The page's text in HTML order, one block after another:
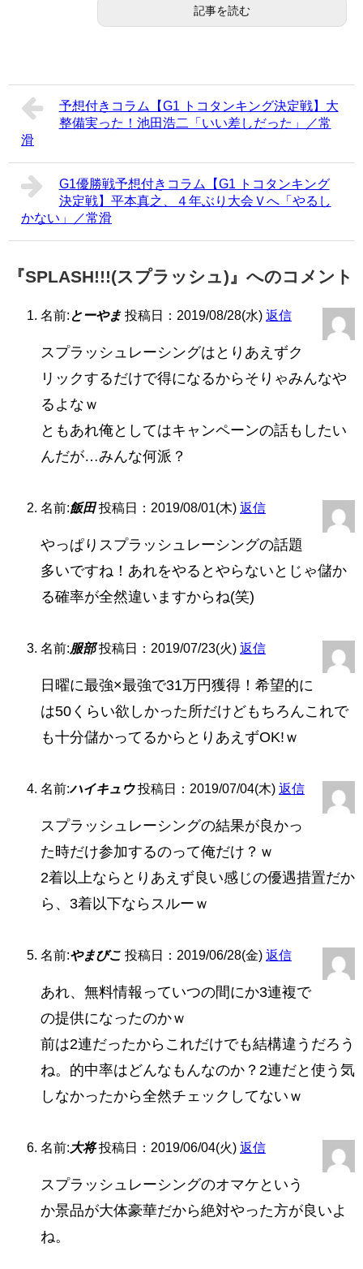
記事を読む
予想付きコラム【G1 トコタンキング決定戦】大
整備実った！池田浩二「いい差しだった」／常
滑
G1優勝戦予想付きコラム【G1 トコタンキング
決定戦】平本真之、４年ぶり大会Ｖへ「やるし
かない」／常滑
『SPLASH!!!(スプラッシュ)』へのコメント
名前: とーやま 投稿日：2019/08/28(水) 返信
スプラッシュレーシングはとりあえずク
リックするだけで得になるからそりゃみんなや
るよなｗ
ともあれ俺としてはキャンペーンの話もしたい
んだが…みんな何派？
名前:飯田 投稿日：2019/08/01(木) 返信
やっぱりスプラッシュレーシングの話題
多いですね！あれをやるとやらないとじゃ儲か
る確率が全然違いますからね(笑)
名前:服部 投稿日：2019/07/23(火) 返信
日曜に最強×最強で31万円獲得！希望的に
は50くらい欲しかった所だけどもちろんこれで
も十分儲かってるからとりあえずOK!ｗ
名前:ハイキュウ 投稿日：2019/07/04(木) 返信
スプラッシュレーシングの結果が良かっ
た時だけ参加するのって俺だけ？ｗ
2着以上ならとりあえず良い感じの優遇措置だか
ら、3着以下ならスルーｗ
名前:やまびこ 投稿日：2019/06/28(金) 返信
あれ、無料情報っていつの間にか3連複で
の提供になったのかｗ
前は2連だったからこれだけでも結構違うだろう
ね。的中率はどんなもんなのか？2連だと使う気
しなかったから全然チェックしてないｗ
名前:大将 投稿日：2019/06/04(火) 返信
スプラッシュレーシングのオマケという
か景品が大体豪華だから絶対やった方が良いよ
ね。